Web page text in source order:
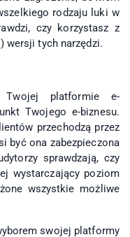
rodzaju luki w
czy korzystasz z
wersji tych narzędzi.
Twojej platformie e-
Twojego e-biznesu.
przechodzą przez
być ona zabezpieczona
sprawdzają, czy
wystarczający poziom
wszystkie możliwe
swojej platformy